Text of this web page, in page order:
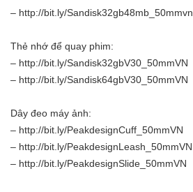
– http://bit.ly/Sandisk32gb48mb_50mmvn
Thẻ nhớ để quay phim:
– http://bit.ly/Sandisk32gbV30_50mmVN
– http://bit.ly/Sandisk64gbV30_50mmVN
Dây đeo máy ảnh:
– http://bit.ly/PeakdesignCuff_50mmVN
– http://bit.ly/PeakdesignLeash_50mmVN
– http://bit.ly/PeakdesignSlide_50mmVN